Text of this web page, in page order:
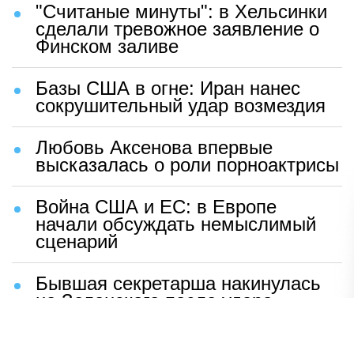
"Считаные минуты": в Хельсинки
сделали тревожное заявление о
Финском заливе
Базы США в огне: Иран нанес
сокрушительный удар возмездия
Любовь Аксенова впервые
высказалась о роли порноактрисы
Война США и ЕС: в Европе
начали обсуждать немыслимый
сценарий
Бывшая секретарша накинулась
на Зеленского после удара